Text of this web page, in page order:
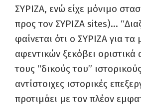
ΣΥΡΙΖΑ, ενώ είχε μόνιμο
προς τον ΣΥΡΙΖΑ sites)…
φαίνεται ότι ο ΣΥΡΙΖΑ για τα
αφεντικών ξεκόβει
τους “δικούς του”
αντίστοιχες ιστορικές
προτιμάει με τον πλέον